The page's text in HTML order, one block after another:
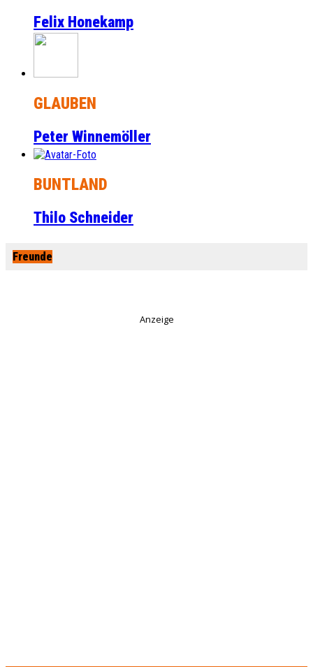
Felix Honekamp
GLAUBEN
Peter Winnemöller
BUNTLAND
Thilo Schneider
Freunde
Anzeige